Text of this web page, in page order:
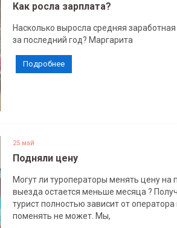
Как росла зарплата?
Насколько выросла средняя
за последний год? Маргарита
Подробнее
25 май
Подняли цену
Могут ли туроператоры менять цену на
выезда остается меньше месяца ?
турист полностью зависит от оператора
поменять не может. Мы,